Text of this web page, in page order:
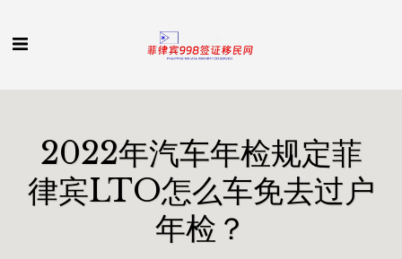
2022年汽车年检规定菲
律宾LTO怎么车免去过户
年检？